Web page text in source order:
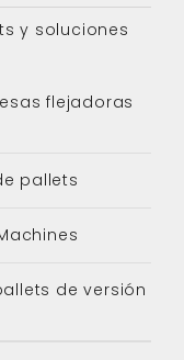
y soluciones
flejadoras
pallets
de versión